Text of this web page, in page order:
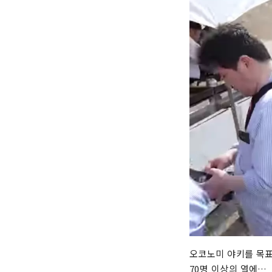
오코노미 야키를 목
70명 이상의 열에…